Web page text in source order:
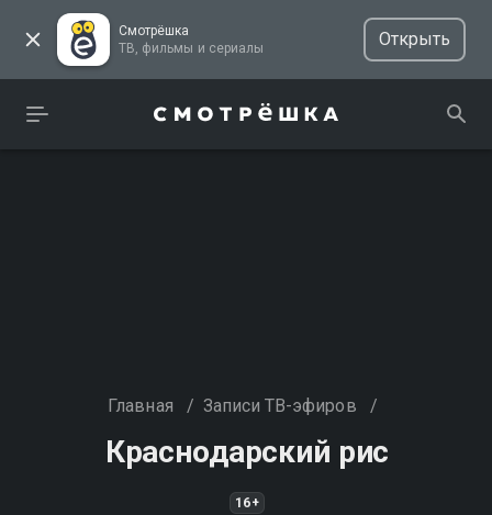
Смотрёшка
ТВ, фильмы и сериалы
Открыть
Главная / Записи ТВ-эфиров /
Краснодарский рис
16+